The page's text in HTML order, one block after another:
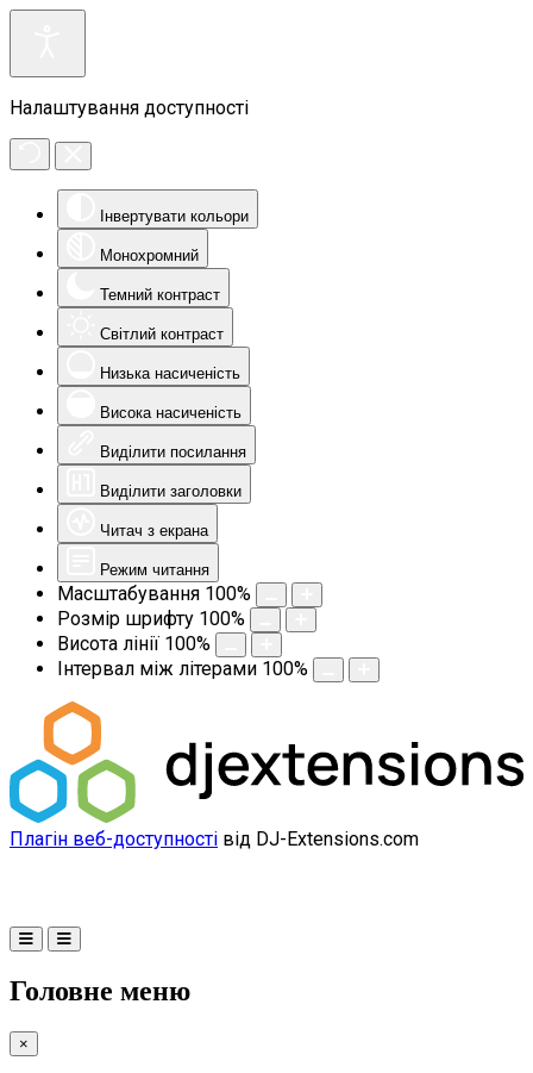
Налаштування доступності
Інвертувати кольори
Монохромний
Темний контраст
Світлий контраст
Низька насиченість
Висока насиченість
Виділити посилання
Виділити заголовки
Читач з екрана
Режим читання
Масштабування 100%
Розмір шрифту 100%
Висота лінії 100%
Інтервал між літерами 100%
Плагін веб-доступності від DJ-Extensions.com
Головне меню
×